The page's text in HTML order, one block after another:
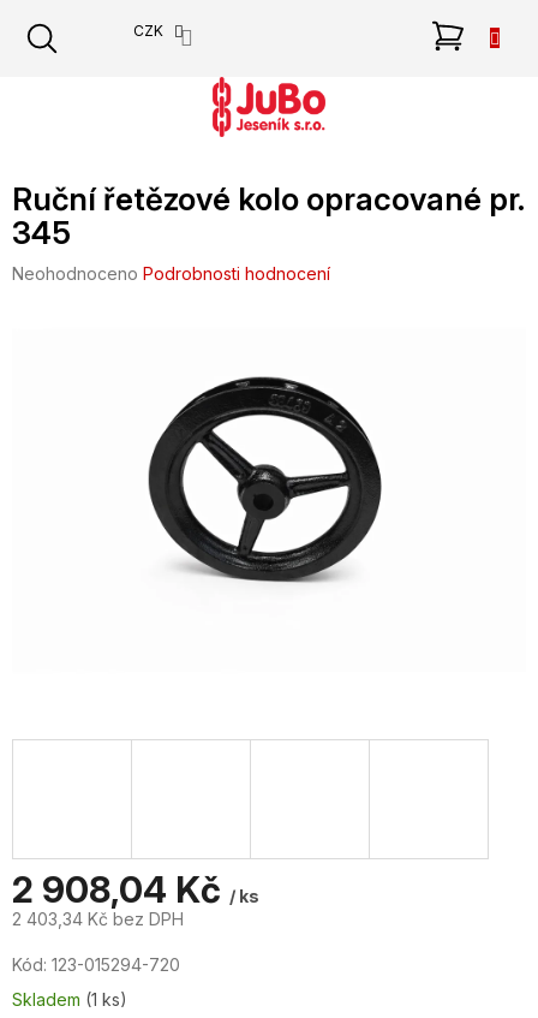
obsah
CZK
Ruční řetězové kolo opracované pr.
345
Průměrné
Neohodnoceno Podrobnosti hodnocení
2 908,04 Kč / ks
2 403,34 Kč bez DPH
cena:
Kód: 123-015294-720
Skladem (1 ks)